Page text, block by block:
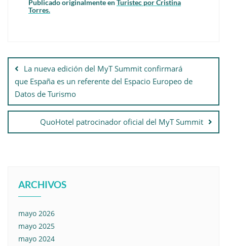
Publicado originalmente enTuristec por Cristina
Torres.
La nueva edición del MyT Summit confirmará
que España es un referente del Espacio Europeo de
Datos de Turismo
QuoHotel patrocinador oficial del MyT Summit
ARCHIVOS
mayo 2026
mayo 2025
mayo 2024